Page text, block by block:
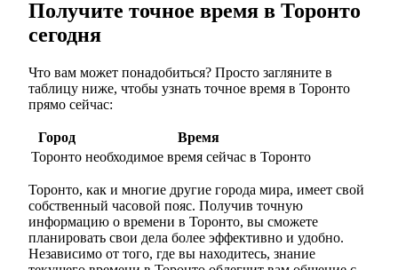
Получите точное время в Торонто
сегодня
Что вам может понадобиться? Просто загляните в
таблицу ниже, чтобы узнать точное время в Торонто
прямо сейчас:
Город
Время
Торонто необходимое время сейчас в Торонто
Торонто, как и многие другие города мира, имеет свой
собственный часовой пояс. Получив точную
информацию о времени в Торонто, вы сможете
планировать свои дела более эффективно и удобно.
Независимо от того, где вы находитесь, знание